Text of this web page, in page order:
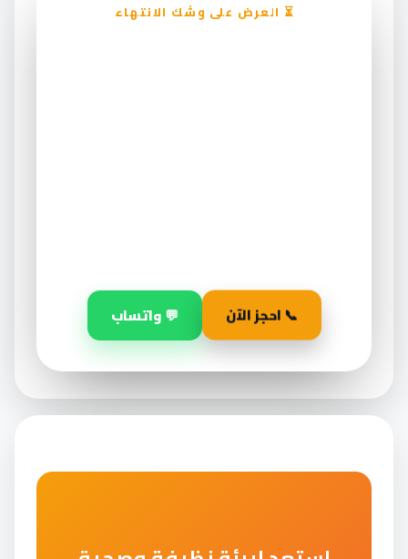
⏳ العرض على وشك الانتهاء
📞 احجز الآن 💬 واتساب